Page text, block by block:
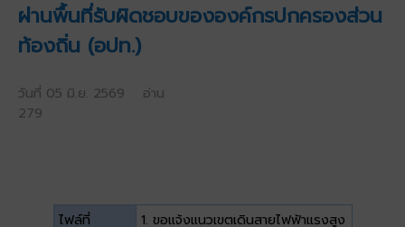
ผ่านพื้นที่รับผิดชอบขององค์กรปกครองส่วน
ท้องถิ่น (อปท.)
วันที่ 05 มิ.ย. 2569 อ่าน
279
ไฟล์ที่
1. ขอแจ้งแนวเขตเดินสายไฟฟ้าแรงสูง